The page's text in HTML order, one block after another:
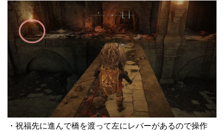
・祝福先に進んで橋を渡って左にレバーがあるので操作